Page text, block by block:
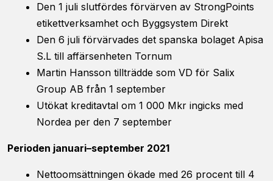
Den 1 juli slutfördes förvärven av StrongPoints
etikettverksamhet och Byggsystem Direkt
Den 6 juli förvärvades det spanska bolaget Apisa
S.L till affärsenheten Tornum
Martin Hansson tillträdde som VD för Salix
Group AB från 1 september
Utökat kreditavtal om 1 000 Mkr ingicks med
Nordea per den 7 september
Perioden januari–september 2021
Nettoomsättningen ökade med 26 procent till 4
över huvud
taget ska
fungera.
Statistik
För att vi ska
förbättra
hemsidans
och
baserat på